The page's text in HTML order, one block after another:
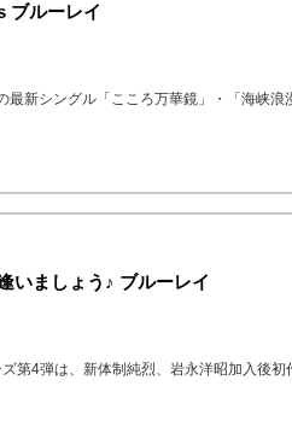
ブルーレイ
新シングル「こころ万華鏡」・「海峡浪
いましょう♪ ブルーレイ
第4弾は、新体制純烈、岩永洋昭加入後初